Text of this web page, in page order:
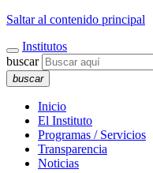
Saltar al contenido principal
Institutos
buscar
buscar
Inicio
El Instituto
Programas / Servicios
Transparencia
Noticias